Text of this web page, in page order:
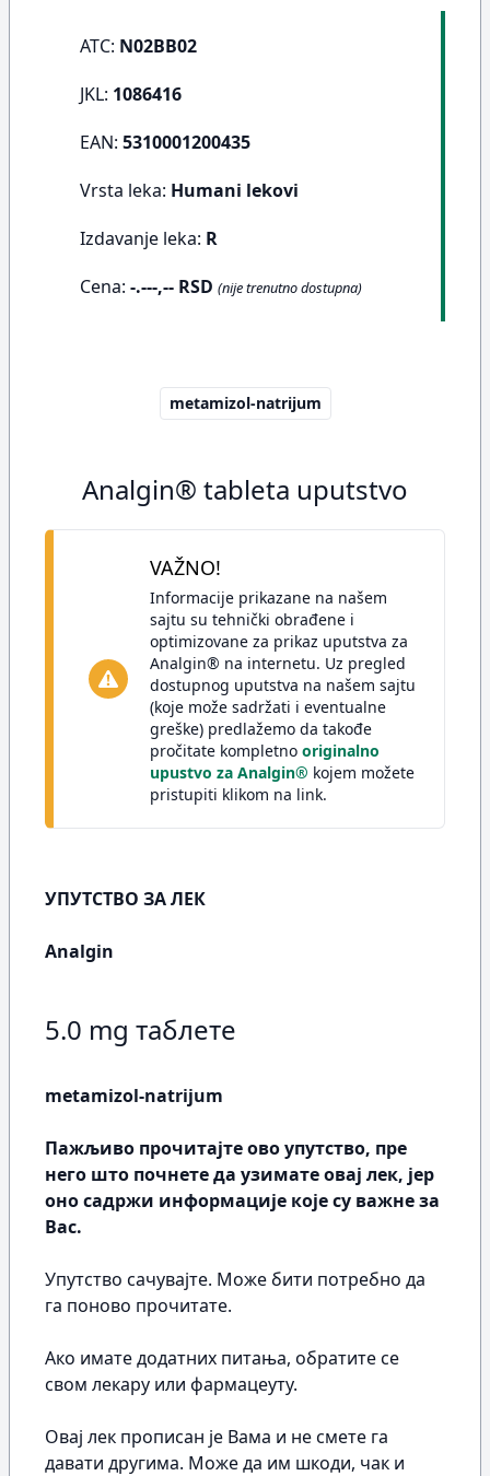
ATC: N02BB02
JKL: 1086416
EAN: 5310001200435
Vrsta leka: Humani lekovi
Izdavanje leka: R
Cena: -.---,-- RSD (nije trenutno dostupna)
metamizol-natrijum
Analgin® tableta uputstvo
VAŽNO!
Informacije prikazane na našem
sajtu su tehnički obrađene i
optimizovane za prikaz uputstva za
Analgin® na internetu. Uz pregled
dostupnog uputstva na našem sajtu
(koje može sadržati i eventualne
greške) predlažemo da takođe
pročitate kompletno originalno
upustvo za Analgin® kojem možete
pristupiti klikom na link.
УПУТСТВО ЗА ЛЕК
Analgin
5.0 mg таблете
metamizol-natrijum
Пажљиво прочитајте ово упутство, пре
него што почнете да узимате овај лек, јер
оно садржи информације које су важне за
Вас.
Упутство сачувајте. Може бити потребно да
га поново прочитате.
Ако имате додатних питања, обратите се
свом лекару или фармацеуту.
Овај лек прописан је Вама и не смете га
давати другима. Може да им шкоди, чак и